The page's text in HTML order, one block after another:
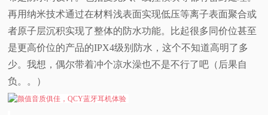
再用纳米技术通过在材料浅表面实现低压等离子表面聚合或
者原子层沉积实现了整体的防水功能。比起很多同价位甚至
是更高价位的产品的IPX4级别防水，这个不知道高明了多
少。我想，偶尔带着冲个凉水澡也不是不行了吧（后果自
负。。）